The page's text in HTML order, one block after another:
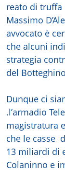
reato di
Massimo
avvocato è
che alcuni
strategia
del
Dunque ci
.l’armadio
magistratura
che le casse
13 miliardi di
Colaninno e